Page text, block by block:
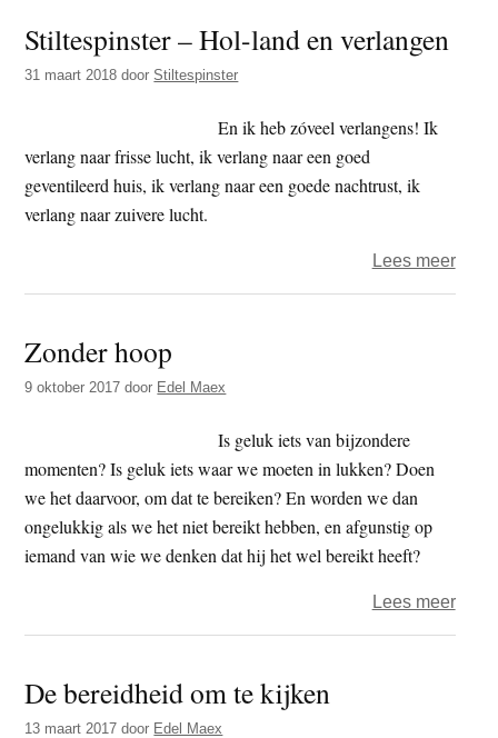
Stiltespinster – Hol-land en verlangen
31 maart 2018 doorStiltespinster
En ik heb zóveel verlangens! Ik
verlang naar frisse lucht, ik verlang naar een goed
geventileerd huis, ik verlang naar een goede nachtrust, ik
verlang naar zuivere lucht.
Lees meerover
Zonder hoop
9 oktober 2017 door Edel Maex
Is geluk iets van bijzondere
momenten? Is geluk iets waar we moeten in lukken? Doen
we het daarvoor, om dat te bereiken? En worden we dan
ongelukkig als we het niet bereikt hebben, en afgunstig op
iemand van wie we denken dat hij het wel bereikt heeft?
Lees meerover
De bereidheid om te kijken
13 maart 2017 door Edel Maex